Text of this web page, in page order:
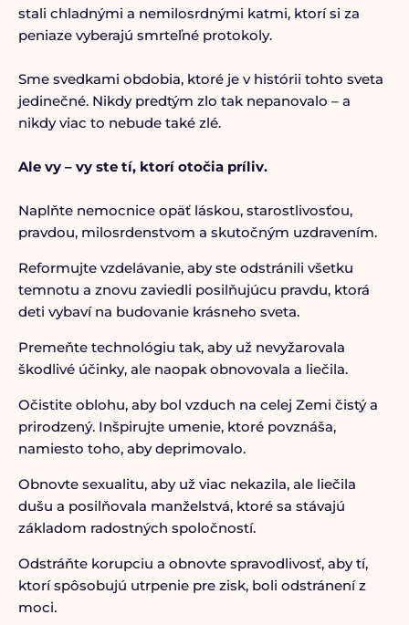
stali chladnými a nemilosrdnými katmi, ktorí si za
peniaze vyberajú smrteľné protokoly.
Sme svedkami obdobia, ktoré je v histórii tohto sveta
jedinečné. Nikdy predtým zlo tak nepanovalo – a
nikdy viac to nebude také zlé.
Ale vy – vy ste tí, ktorí otočia príliv.
Naplňte nemocnice opäť láskou, starostlivosťou,
pravdou, milosrdenstvom a skutočným uzdravením.
Reformujte vzdelávanie, aby ste odstránili všetku
temnotu a znovu zaviedli posilňujúcu pravdu, ktorá
deti vybaví na budovanie krásneho sveta.
Premeňte technológiu tak, aby už nevyžarovala
škodlivé účinky, ale naopak obnovovala a liečila.
Očistite oblohu, aby bol vzduch na celej Zemi čistý a
prirodzený. Inšpirujte umenie, ktoré povznáša,
namiesto toho, aby deprimovalo.
Obnovte sexualitu, aby už viac nekazila, ale liečila
dušu a posilňovala manželstvá, ktoré sa stávajú
základom radostných spoločností.
Odstráňte korupciu a obnovte spravodlivosť, aby tí,
ktorí spôsobujú utrpenie pre zisk, boli odstránení z
moci.